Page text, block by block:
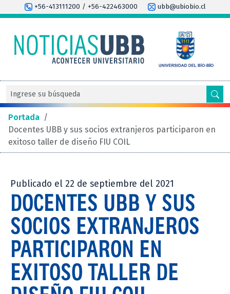
+56-413111200 / +56-422463000 ubb@ubiobio.cl
Portada /
Docentes UBB y sus socios extranjeros participaron en
exitoso taller de diseño FIU COIL
Publicado el 22 de septiembre del 2021
DOCENTES UBB Y SUS
SOCIOS EXTRANJEROS
PARTICIPARON EN
EXITOSO TALLER DE